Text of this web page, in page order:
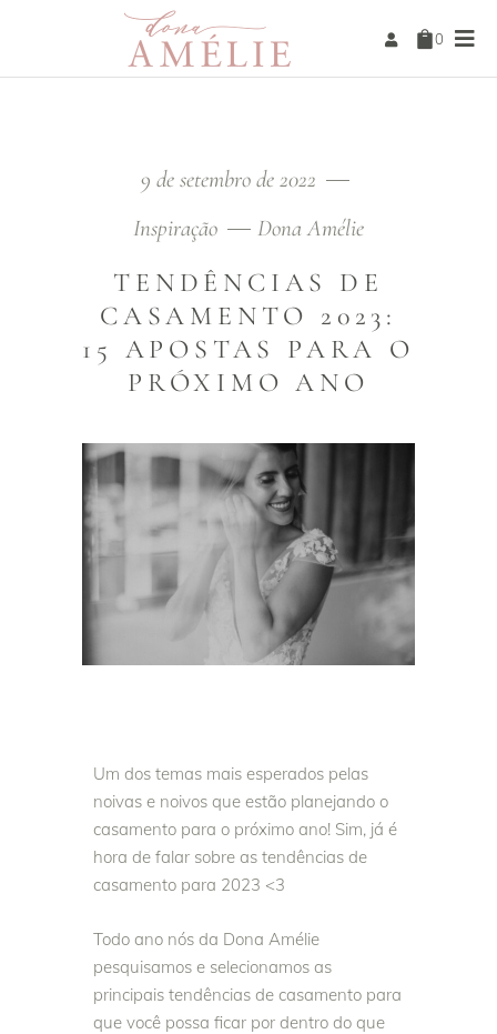
0
9 de setembro de 2022
Inspiração
Dona Amélie
TENDÊNCIAS DE
CASAMENTO 2023:
15 APOSTAS PARA O
PRÓXIMO ANO
Um dos temas mais esperados pelas
noivas e noivos que estão planejando o
casamento para o próximo ano! Sim, já é
hora de falar sobre as tendências de
casamento para 2023 <3
Todo ano nós da Dona Amélie
pesquisamos e selecionamos as
principais tendências de casamento para
que você possa ficar por dentro do que